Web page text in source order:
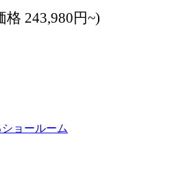
格 243,980円~)